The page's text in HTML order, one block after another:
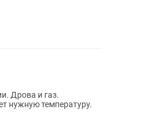
Дрова и газ.
нужную температуру.